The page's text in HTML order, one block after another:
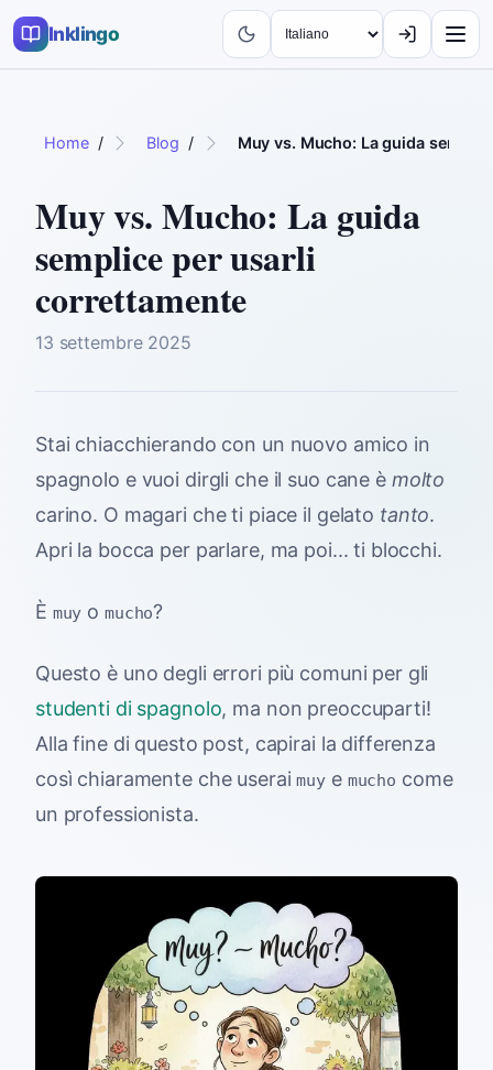
Inklingo
Home / Blog / Muy vs. Mucho: La guida
Muy vs. Mucho: La guida
semplice per usarli
correttamente
13 settembre 2025
Stai chiacchierando con un nuovo amico in
spagnolo e vuoi dirgli che il suo cane è molto
carino. O magari che ti piace il gelato tanto.
Apri la bocca per parlare, ma poi... ti blocchi.
È muy o mucho?
Questo è uno degli errori più comuni per gli
studenti di spagnolo, ma non preoccuparti!
Alla fine di questo post, capirai la differenza
così chiaramente che useraimuy e mucho come
un professionista.